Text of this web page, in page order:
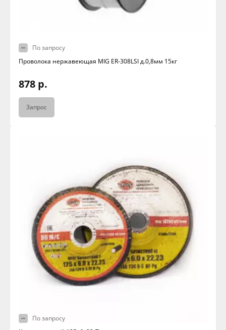
По запросу
Проволока нержавеющая MIG ER-308LSI д.0,8мм 15кг
878 р.
Запрос
По запросу